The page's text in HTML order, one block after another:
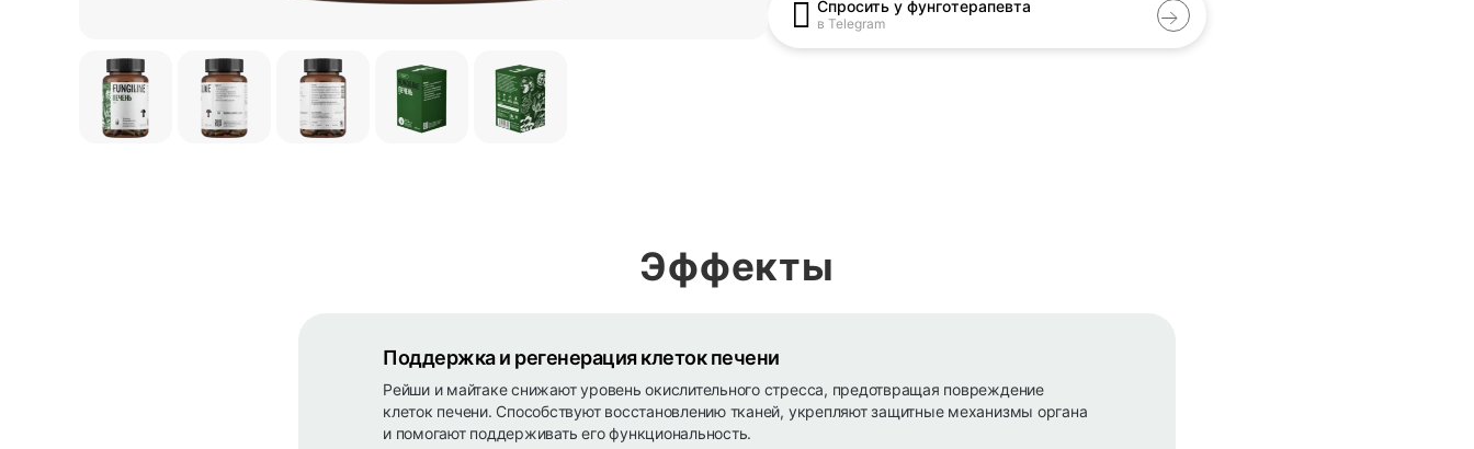
Спросить у фунготерапевта
в Telegram
Эффекты
Поддержка и регенерация клеток печени
Рейши и майтаке снижают уровень окислительного стресса, предотвращая повреждение
клеток печени. Способствуют восстановлению тканей, укрепляют защитные механизмы органа
и помогают поддерживать его функциональность.